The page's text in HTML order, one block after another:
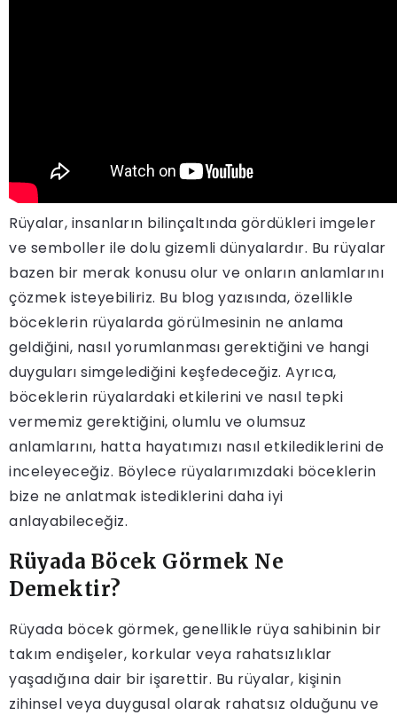
Rüyalar, insanların bilinçaltında gördükleri imgeler
ve semboller ile dolu gizemli dünyalardır. Bu rüyalar
bazen bir merak konusu olur ve onların anlamlarını
çözmek isteyebiliriz. Bu blog yazısında, özellikle
böceklerin rüyalarda görülmesinin ne anlama
geldiğini, nasıl yorumlanması gerektiğini ve hangi
duyguları simgelediğini keşfedeceğiz. Ayrıca,
böceklerin rüyalardaki etkilerini ve nasıl tepki
vermemiz gerektiğini, olumlu ve olumsuz
anlamlarını, hatta hayatımızı nasıl etkilediklerini de
inceleyeceğiz. Böylece rüyalarımızdaki böceklerin
bize ne anlatmak istediklerini daha iyi
anlayabileceğiz.
Rüyada Böcek Görmek Ne
Demektir?
Rüyada böcek görmek, genellikle rüya sahibinin bir
takım endişeler, korkular veya rahatsızlıklar
yaşadığına dair bir işarettir. Bu rüyalar, kişinin
zihinsel veya duygusal olarak rahatsız olduğunu ve